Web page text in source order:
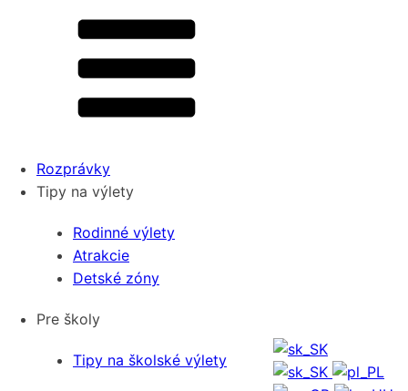
Rozprávky
Tipy na výlety
Rodinné výlety
Atrakcie
Detské zóny
Pre školy
Tipy na školské výlety